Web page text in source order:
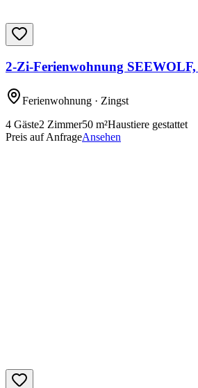
2-Zi-Ferienwohnung
Ferienwohnung · Zingst
4 Gäste2 Zimmer50 m²Haustiere gestattet
Preis auf AnfrageAnsehen